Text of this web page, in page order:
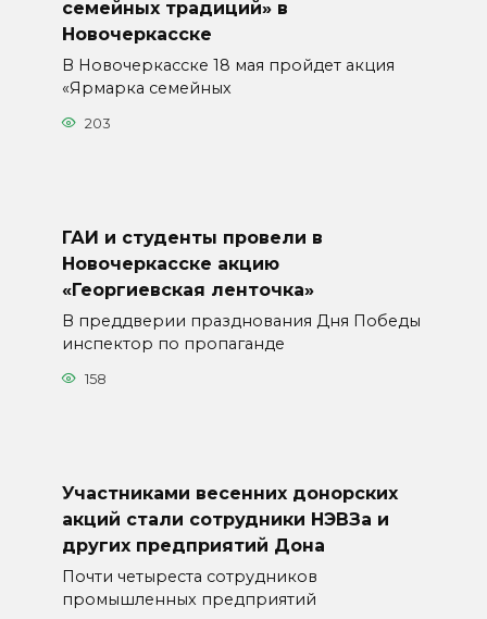
семейных традиций» в
Новочеркасске
В Новочеркасске 18 мая пройдет акция
«Ярмарка семейных
203
ГАИ и студенты провели в
Новочеркасске акцию
«Георгиевская ленточка»
В преддверии празднования Дня Победы
инспектор по пропаганде
158
Участниками весенних донорских
акций стали сотрудники НЭВЗа и
других предприятий Дона
Почти четыреста сотрудников
промышленных предприятий